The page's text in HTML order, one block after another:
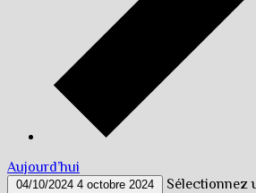
Aujourd’hui
04/10/2024 4 octobre 2024 Sélectionnez